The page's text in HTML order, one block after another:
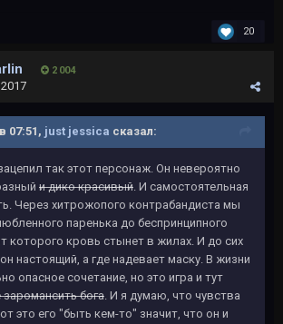
20
2 004
07:51, just jessica сказал:
так этот персонаж. Он невероятно
и дико красивый. И самостоятельная
Через хитрожопого контрабандиста мы
паренька до беспринципного
которого кровь стынет в жилах. И до сих
настоящий, а где надевает маску. В жизни
опасное сочетание, но это игра и тут
бога. И я думаю, что чувства
это его "быть кем-то" значит, что он и